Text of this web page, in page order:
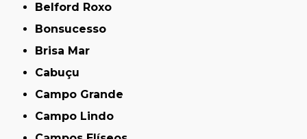
Belford Roxo
Bonsucesso
Brisa Mar
Cabuçu
Campo Grande
Campo Lindo